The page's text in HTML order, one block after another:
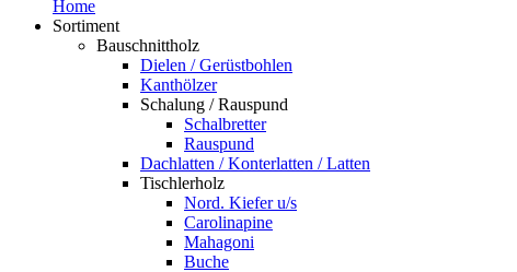
Home
Sortiment
Bauschnittholz
Dielen / Gerüstbohlen
Kanthölzer
Schalung / Rauspund
Schalbretter
Rauspund
Dachlatten / Konterlatten / Latten
Tischlerholz
Nord. Kiefer u/s
Carolinapine
Mahagoni
Buche